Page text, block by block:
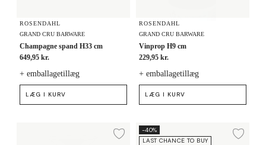
ROSENDAHL
GRAND CRU BARWARE
Champagne spand H33 cm
649,95 kr.
+ emballagetillæg
LÆG I KURV
ROSENDAHL
GRAND CRU BARWARE
Vinprop H9 cm
229,95 kr.
+ emballagetillæg
LÆG I KURV
Tilføj til ønskeliste
Oplukker Ø3 cm
-40%
LAST CHANCE TO BUY